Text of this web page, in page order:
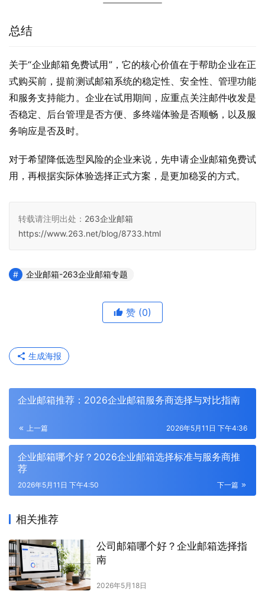
总结
关于“企业邮箱免费试用”，它的核心价值在于帮助企业在正
式购买前，提前测试邮箱系统的稳定性、安全性、管理功能
和服务支持能力。企业在试用期间，应重点关注邮件收发是
否稳定、后台管理是否方便、多终端体验是否顺畅，以及服
务响应是否及时。
对于希望降低选型风险的企业来说，先申请企业邮箱免费试
用，再根据实际体验选择正式方案，是更加稳妥的方式。
转载请注明出处： 263企业邮箱
https://www.263.net/blog/8733.html
企业邮箱-263企业邮箱专题
赞 (0)
生成海报
企业邮箱推荐：2026企业邮箱服务商选择与对比指南
上一篇 2026年5月11日 下午4:36
企业邮箱哪个好？2026企业邮箱选择标准与服务商推
荐
下一篇
2026年5月11日 下午4:50
相关推荐
公司邮箱哪个好？企业邮箱选择指
南
2026年5月18日